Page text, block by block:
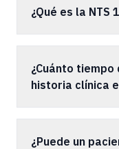
¿Qué es la NTS
¿Cuánto
historia clínica
¿Puede un